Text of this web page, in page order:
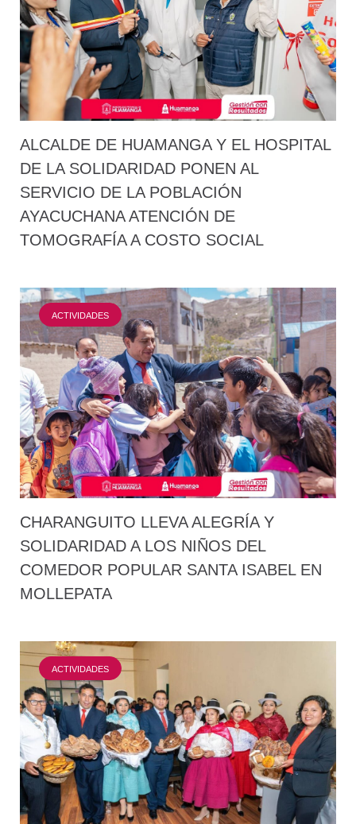
ALCALDE DE HUAMANGA Y EL HOSPITAL
DE LA SOLIDARIDAD PONEN AL
SERVICIO DE LA POBLACIÓN
AYACUCHANA ATENCIÓN DE
TOMOGRAFÍA A COSTO SOCIAL
ACTIVIDADES
CHARANGUITO LLEVA ALEGRÍA Y
SOLIDARIDAD A LOS NIÑOS DEL
COMEDOR POPULAR SANTA ISABEL EN
MOLLEPATA
ACTIVIDADES